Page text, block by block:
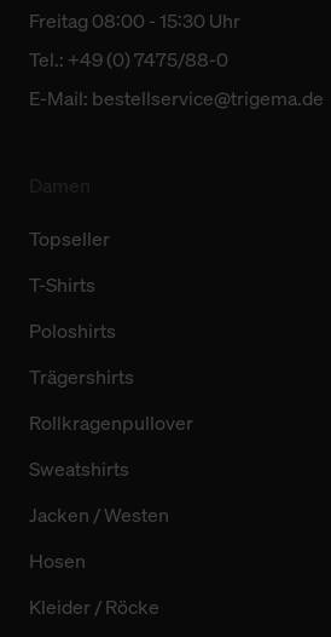
Freitag 08:00 - 15:30 Uhr
Tel.: +49 (0) 7475/88-0
E-Mail: bestellservice@trigema.de
Topseller
T-Shirts
Poloshirts
Trägershirts
Rollkragenpullover
Sweatshirts
Jacken / Westen
Hosen
Kleider / Röcke